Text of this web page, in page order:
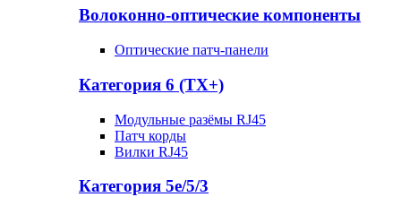
Волоконно-оптические компоненты
Оптические патч-панели
Категория 6 (TX+)
Модульные разёмы RJ45
Патч корды
Вилки RJ45
Категория 5е/5/3